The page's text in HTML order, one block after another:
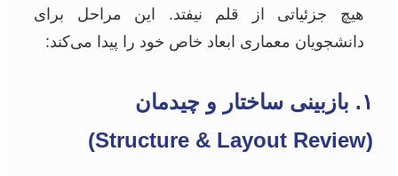
هیچ جزئیاتی از قلم نیفتد. این مراحل برای
دانشجویان معماری ابعاد خاص خود را پیدا می‌کند:
۱. بازبینی ساختار و چیدمان
(Structure & Layout Review)